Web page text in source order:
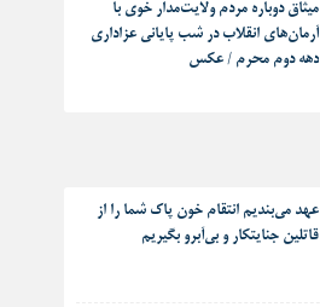
میثاق دوباره مردم ولایت‌مدار خوی با
آرمان‌های انقلاب در شب پایانی عزاداری
دهه دوم محرم / عکس
عهد می‌بندیم انتقام خون پاک شما را از
قاتلین جنایتکار و بی‌آبرو بگیریم